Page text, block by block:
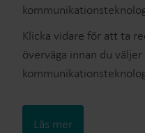
Klicka vidare för att ta
överväga innan du väljer
Läs mer